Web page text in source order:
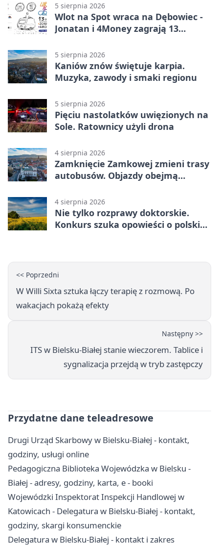
5 sierpnia 2026
Wlot na Spot wraca na Dębowiec -
Jonatan i 4Money zagrają 13
5 sierpnia 2026
Kaniów znów świętuje karpia.
Muzyka, zawody i smaki regionu
5 sierpnia 2026
Pięciu nastolatków uwięzionych na
Sole. Ratownicy użyli drona
4 sierpnia 2026
Zamknięcie Zamkowej zmieni trasy
autobusów. Objazdy obejmą
4 sierpnia 2026
Nie tylko rozprawy doktorskie.
Konkurs szuka opowieści o polskiej
<< Poprzedni
W Willi Sixta sztuka łączy terapię z rozmową. Po
wakacjach pokażą efekty
Następny >>
ITS w Bielsku-Białej stanie wieczorem. Tablice i
sygnalizacja przejdą w tryb zastępczy
Przydatne dane teleadresowe
Drugi Urząd Skarbowy w Bielsku-Białej - kontakt,
godziny, usługi online
Pedagogiczna Biblioteka Wojewódzka w Bielsku -
Białej - adresy, godziny, karta, e - booki
Wojewódzki Inspektorat Inspekcji Handlowej w
Katowicach - Delegatura w Bielsku-Białej - kontakt,
godziny, skargi konsumenckie
Delegatura w Bielsku-Białej - kontakt i zakres